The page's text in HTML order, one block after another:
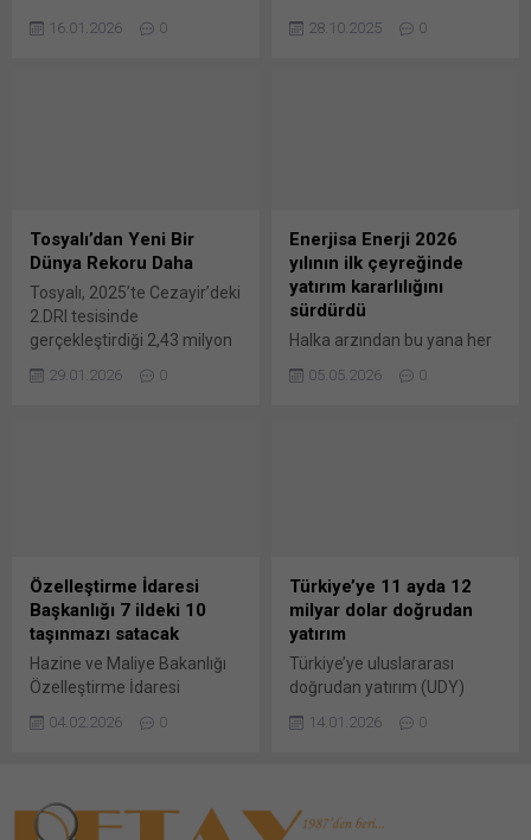
Cumhurbaşkanı Recep
Tayyip Erdoğan’ın imzasını
sektörüne ayrıldı 2026 Yılı
Yatırım Programı’nın Kabulü
ve Uygulanmasına Dair
Cumhurbaşkanı Kararı
Resmi Gazete’nin mükerrer
sayısında yayımlandı....
16.01.2026 0
Yüzyılın Konut Projesi olarak
ifade edilen 81 ilde inşa
konut, İstanbul’da 100 bin,
Ankara’da 30 bin 823,
İzmir’de 21 bin 20,
Bursa’da...
28.10.2025 0
Tosyalı’dan Yeni Bir
Dünya Rekoru Daha
Tosyalı, 2025’te Cezayir’deki
2.DRI tesisinde
gerçekleştirdiği 2,43 milyon
üretim rekorunu kırdı. Bu
Tosyalı’nın Cezayir’deki 1.
DRI’ı da 2025’te üretimiyle
dünyada 3. sıraya...
29.01.2026 0
Enerjisa Enerji 2026
yılının ilk çeyreğinde
yatırım kararlılığını
sürdürdü
Halka arzından bu yana her
yabancı yatırımcıların
Murat Pınar’ın 2026 yatırım
hedeflerinin korunduğunu
vurguladığı ilk çeyrekte,
Düzenlemeye Tabi Varlık
Tabanı...
05.05.2026 0
Özelleştirme İdaresi
Başkanlığı 7 ildeki 10
taşınmazı satacak
Hazine ve Maliye Bakanlığı
Özelleştirme İdaresi
taşınmazı “satış” yöntemiyle
Özelleştirme İdaresi
Başkanlığının konuya ilişkin
04.02.2026 0
Türkiye’ye 11 ayda 12
milyar dolar doğrudan
yatırım
Türkiye’ye uluslararası
doğrudan yatırım (UDY)
milyar dolar oldu. Söz
Hollanda, Kazakistan ve
Lüksemburg oldu.
14.01.2026 0